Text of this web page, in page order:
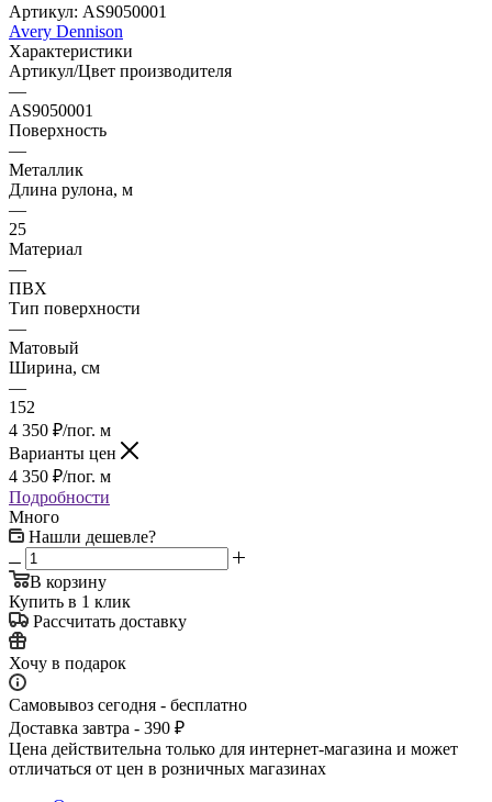
Артикул: AS9050001
Avery Dennison
Характеристики
Артикул/Цвет производителя
—
AS9050001
Поверхность
—
Металлик
Длина рулона, м
—
25
Материал
—
ПВХ
Тип поверхности
—
Матовый
Ширина, см
—
152
4 350 ₽/пог. м
Варианты цен
4 350 ₽/пог. м
Подробности
Много
Нашли дешевле?
В корзину
Купить в 1 клик
Рассчитать доставку
Хочу в подарок
Самовывоз сегодня - бесплатно
Доставка завтра - 390 ₽
Цена действительна только для интернет-магазина и может
отличаться от цен в розничных магазинах